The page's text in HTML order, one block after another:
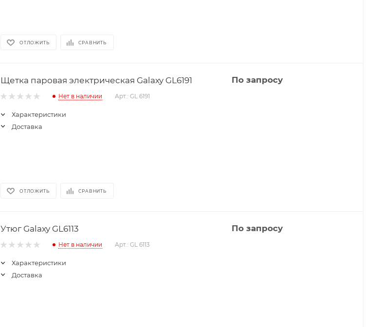
ОТЛОЖИТЬ СРАВНИТЬ
Щетка паровая электрическая Galaxy GL6191
Нет в наличии Арт.: GL 6191
Характеристики
Доставка
ОТЛОЖИТЬ СРАВНИТЬ
По запросу
Утюг Galaxy GL6113
Нет в наличии Арт.: GL 6113
Характеристики
Доставка
По запросу